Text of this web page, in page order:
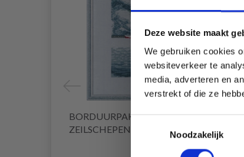
Deze website maakt
We gebruiken cookies
websiteverkeer te
media, adverteren en
verstrekt of die ze
Noodzakelijk
BORDUURPAKKET MOL EN
ZEILSCHEPEN R5636 26 X 35 CM